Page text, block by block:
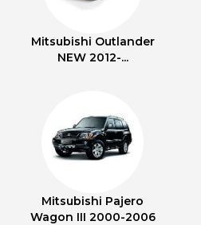
Mitsubishi Outlander
NEW 2012-...
Mitsubishi Pajero
Wagon III 2000-2006